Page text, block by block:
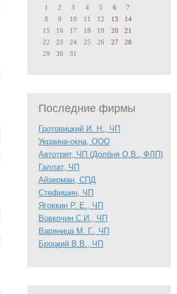
1
2 3 4 5 6
7
8
9 10 11 12 13
14
15
16 17 18 19 20
21
22
23 24 25 26 27
28
29
30 31
Последние фирмы
Гротовицкий И. Н., ЧП
Украина-окна, ООО
Автотрит, ЧП (Долбня О.В., ФЛП)
Галлат, ЧП
Айзерман, СПД
Стефишин, ЧП
Яговкин Р. Е., ЧП
Вовкочин С.И., ЧП
Варяница М. Г., ЧП
Броцкий В.В., ЧП